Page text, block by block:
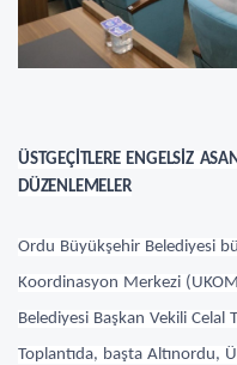
ÜSTGEÇİTLERE ENGELSİZ
DÜZENLEMELER
Ordu Büyükşehir Belediyesi
Koordinasyon Merkezi
Belediyesi Başkan Vekili Celal
Toplantıda, başta Altınordu,